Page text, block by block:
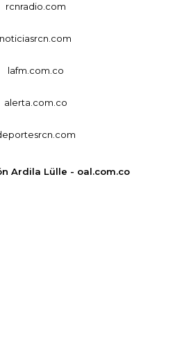
rcnradio.com
noticiasrcn.com
lafm.com.co
alerta.com.co
Ardila Lülle - oal.com.co